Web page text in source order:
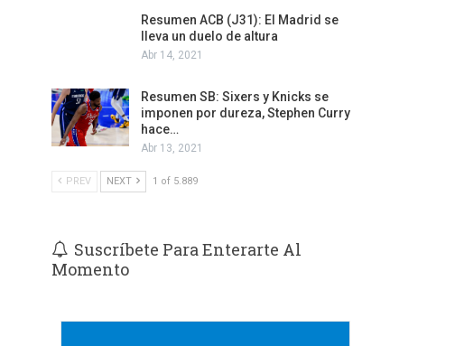
Resumen ACB (J31): El Madrid se
lleva un duelo de altura
Abr 14, 2021
Resumen SB: Sixers y Knicks se
imponen por dureza, Stephen Curry
hace…
Abr 13, 2021
PREV NEXT 1 of 5.889
Suscríbete Para Enterarte Al
Momento